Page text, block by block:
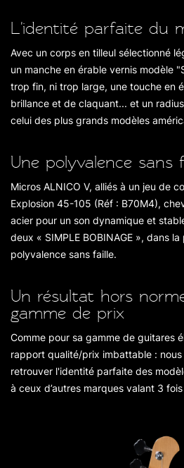
L'identité parfaite du
Avec un corps en tilleul sélectionné
un manche en érable vernis modèle
trop fin, ni trop large, une touche en
brillance et de claquant... et un
celui des plus grands modèles
Une polyvalence sans
Micros ALNICO V, alliés à un jeu de
Explosion 45-105 (Réf : B70M4),
acier pour un son dynamique et
deux « SIMPLE BOBINAGE », dans
polyvalence sans faille.
Un résultat hors
gamme de prix
Comme pour sa gamme de guitares
rapport qualité/prix imbattable : nous
retrouver l'identité parfaite des
à ceux d’autres marques valant 3